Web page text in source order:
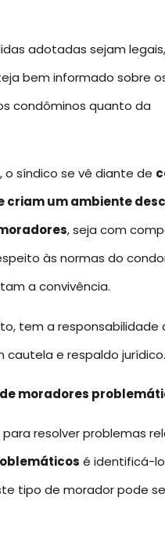
adotadas sejam
bem informado sobre
condôminos quanto da
o síndico se vê diante de
criam um ambiente
, seja com
às normas do
a convivência.
tem a responsabilidade
cautela e respaldo jurídico.
moradores
resolver problemas
é identificá-
tipo de morador pode se